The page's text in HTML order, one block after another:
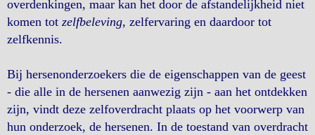
overdenkingen, maar kan het door de afstandelijkheid niet
komen tot zelfbeleving, zelfervaring en daardoor tot
zelfkennis.
Bij hersenonderzoekers die de eigenschappen van de geest
- die alle in de hersenen aanwezig zijn - aan het ontdekken
zijn, vindt deze zelfoverdracht plaats op het voorwerp van
hun onderzoek, de hersenen. In de toestand van overdracht